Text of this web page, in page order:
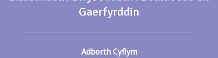
Gaerfyrddin
Adborth Cyflym